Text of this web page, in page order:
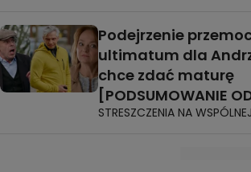
Podejrzenie
ultimatum dla
chce zdać maturę
[PODSUMOWANIE
STRESZCZENIA NA WSPÓLNEJ